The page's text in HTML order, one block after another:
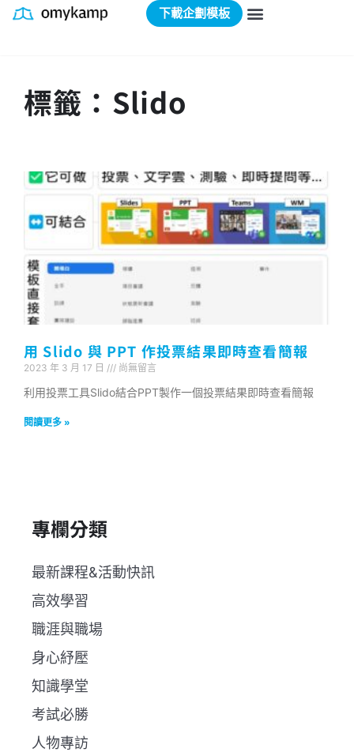
下載企劃模板
標籤：Slido
用 Slido 與 PPT 作投票結果即時查看簡報
2023 年 3 月 17 日 尚無留言
利用投票工具Slido結合PPT製作一個投票結果即時查看簡報
閱讀更多 »
專欄分類
最新課程&活動快訊
高效學習
職涯與職場
身心紓壓
知識學堂
考試必勝
人物專訪